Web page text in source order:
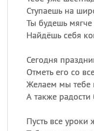
Ступаешь на
Ты будешь
Найдёшь себя
Сегодня
Отметь его со
Желаем мы тебе
А также
Пусть все уроки